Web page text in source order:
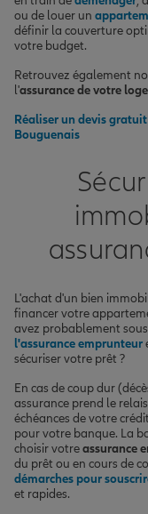
ou de louer un
définir la couverture
votre budget.
Retrouvez également
l'assurance de votre
Réaliser un devis
Bouguenais
L'achat d'un bien
financer votre
avez probablement
l'assurance emprunteur
sécuriser votre prêt ?
En cas de coup dur
assurance prend le
échéances de votre
pour votre banque. La
choisir votreassurance
du prêt ou en cours de
démarches pour
et rapides.